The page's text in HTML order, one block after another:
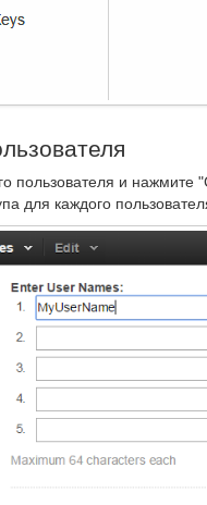
пользователя и
для каждого